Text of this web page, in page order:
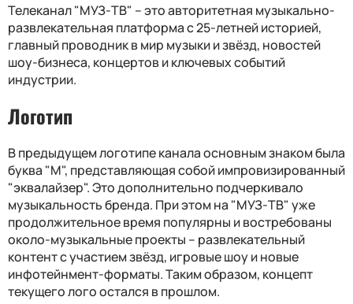
Телеканал "МУЗ-ТВ" – это авторитетная музыкально-
развлекательная платформа с 25-летней историей,
главный проводник в мир музыки и звёзд, новостей
шоу-бизнеса, концертов и ключевых событий
индустрии.
Логотип
В предыдущем логотипе канала основным знаком была
буква "М", представляющая собой импровизированный
"эквалайзер". Это дополнительно подчеркивало
музыкальность бренда. При этом на "МУЗ-ТВ" уже
продолжительное время популярны и востребованы
около-музыкальные проекты – развлекательный
контент с участием звёзд, игровые шоу и новые
инфотейнмент-форматы. Таким образом, концепт
текущего лого остался в прошлом.